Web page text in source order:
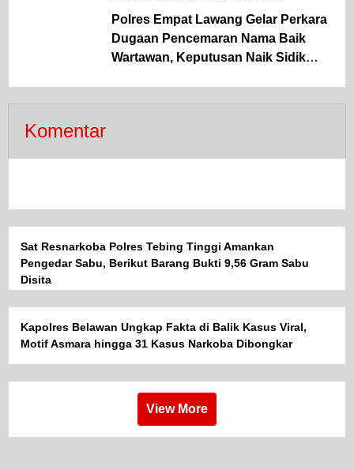
Kosongkan Lahan Milik Siregar
Siagian di Ramba Joring
Polres Empat Lawang Gelar Perkara
Dugaan Pencemaran Nama Baik
Wartawan, Keputusan Naik Sidik
Komentar
Sat Resnarkoba Polres Tebing Tinggi Amankan
Pengedar Sabu, Berikut Barang Bukti 9,56 Gram Sabu
Disita
Kapolres Belawan Ungkap Fakta di Balik Kasus Viral,
Motif Asmara hingga 31 Kasus Narkoba Dibongkar
View More